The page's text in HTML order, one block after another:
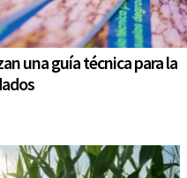
una guía técnica para la